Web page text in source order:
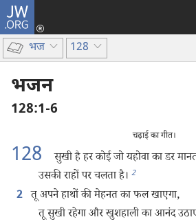
JW.ORG
भज 128
भजन
128:1-6
चढ़ाई का गीत।
128 सुखी है हर कोई जो यहोवा का डर
उसकी राहों पर चलता है। 2
2 तू अपने हाथों की मेहनत का फल खाएगा,
तू सुखी रहेगा और खुशहाली का आनंद